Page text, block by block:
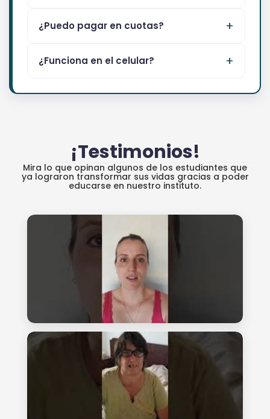
¿Puedo pagar en cuotas?
¿Funciona en el celular?
¡Testimonios!
Mira lo que opinan algunos de los estudiantes que
ya lograron transformar sus vidas gracias a poder
educarse en nuestro instituto.